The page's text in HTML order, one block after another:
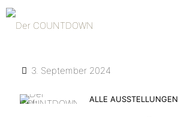
3. September 2024
ALLE AUSSTELLUNGEN